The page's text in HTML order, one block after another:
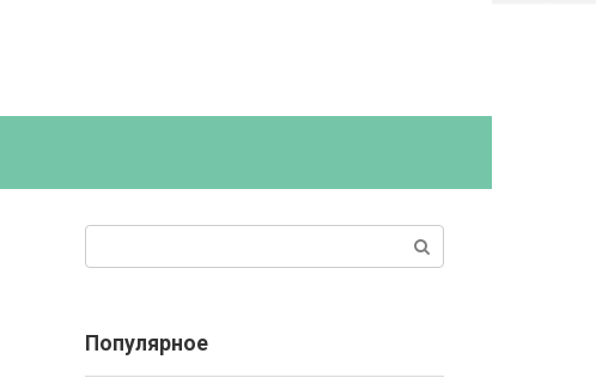
Популярное